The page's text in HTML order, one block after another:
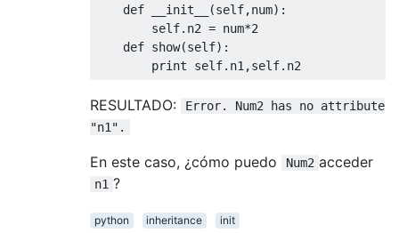
def
__init__ (self,num):
        self.n2 = num*
2
def show(self):
print
RESULTADO:
Error. Num2 has no attribute
"n1".
En este caso, ¿cómo puedo Num2 acceder
n1 ?
python inheritance
init